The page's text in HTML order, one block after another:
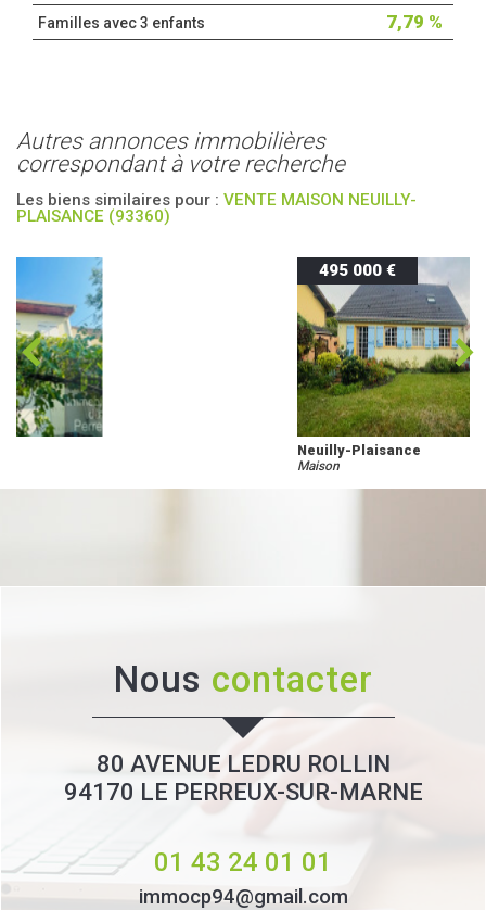
Familles avec 3 enfants 7,79 %
autres annonces immobilières
correspondant à votre recherche
Les biens similaires pour : VENTE MAISON NEUILLY-
PLAISANCE (93360)
nous contacter
80 AVENUE LEDRU ROLLIN
94170 LE PERREUX-SUR-MARNE
01 43 24 01 01
immocp94@gmail.com